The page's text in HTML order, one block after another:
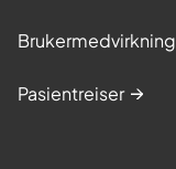
Brukermedvirkning
Pasientreiser